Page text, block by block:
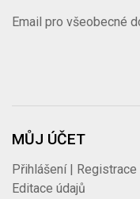
Email pro všeobecné
MŮJ ÚČET
Přihlášení | Registrace
Editace údajů